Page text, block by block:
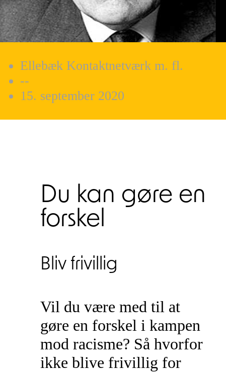
Ellebæk Kontaktnetværk m. fl.
--
15. september 2020
Du kan gøre en
forskel
Bliv frivillig
Vil du være med til at
gøre en forskel i kampen
mod racisme? Så hvorfor
ikke blive frivillig for